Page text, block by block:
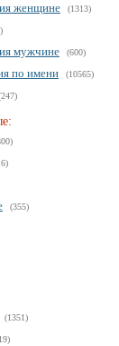
женщине (1313)
мужчине (600)
по имени (10565)
(355)
(1351)